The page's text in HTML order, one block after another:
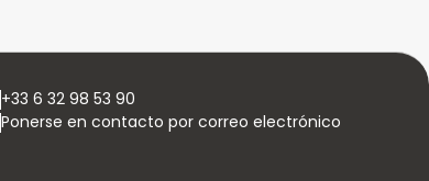
+33 6 32 98 53 90
Ponerse en contacto por correo electrónico